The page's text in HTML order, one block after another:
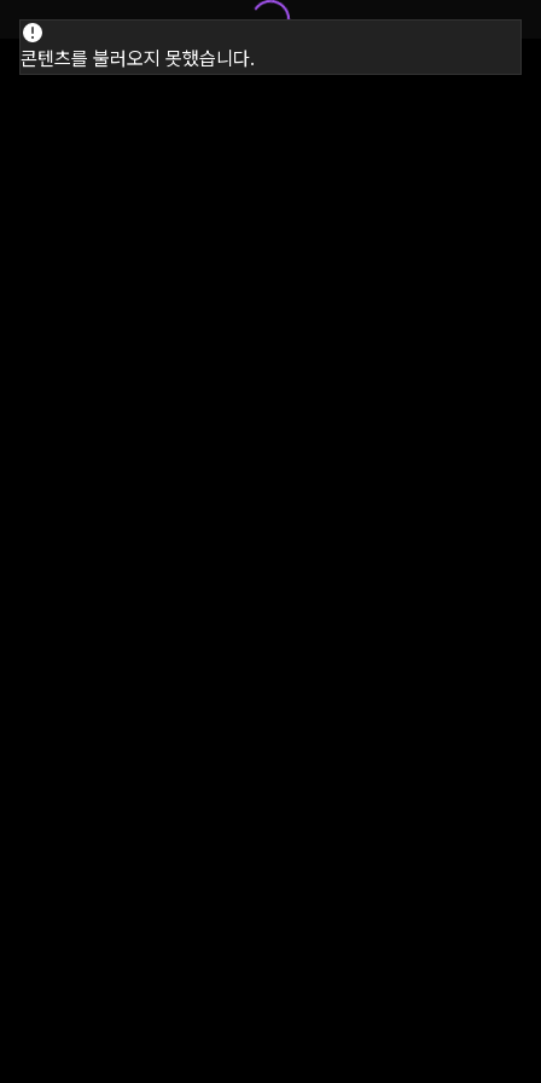
콘텐츠를 불러오지 못했습니다.